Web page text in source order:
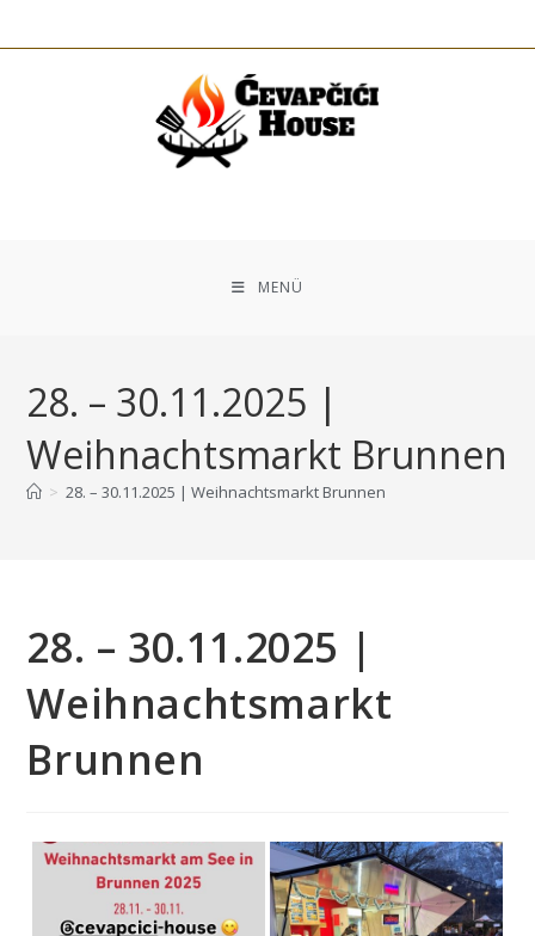
MENÜ
28. – 30.11.2025 |
Weihnachtsmarkt Brunnen
> 28. – 30.11.2025 | Weihnachtsmarkt Brunnen
28. – 30.11.2025 |
Weihnachtsmarkt
Brunnen